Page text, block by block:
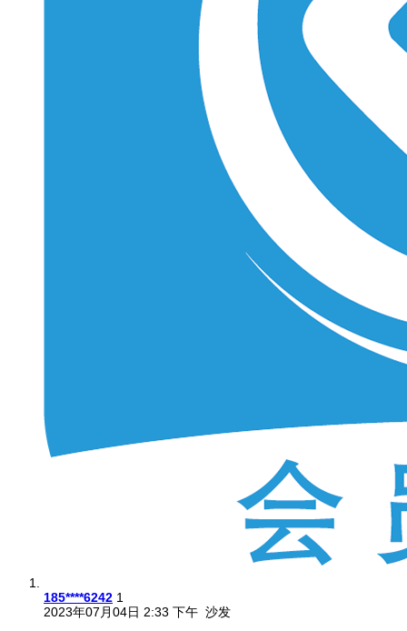
185****6242 1
2023年07月04日 2:33 下午 沙发